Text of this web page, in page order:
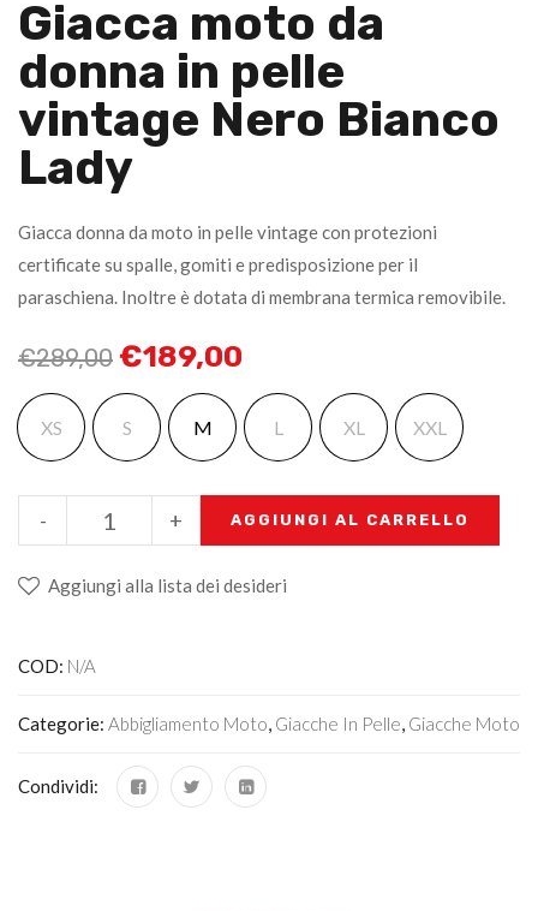
Giacca moto da
donna in pelle
vintage Nero Bianco
Lady
Giacca donna da moto in pelle vintage con protezioni
certificate su spalle, gomiti e predisposizione per il
paraschiena. Inoltre è dotata di membrana termica removibile.
€289,00 €189,00
XS S M L XL XXL
+
- AGGIUNGI AL CARRELLO
Aggiungi alla lista dei desideri
COD: N/A
Categorie: Abbigliamento Moto, Giacche In Pelle, Giacche Moto
Condividi: